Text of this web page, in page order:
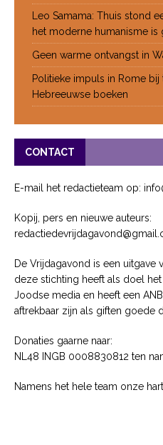
Leo Samama: Thuis stond
het moderne humanisme is
Geen warme ontvangst in
Politieke impuls in Rome
Hebreeuwse boeken
CONTACT
E-mail het redactieteam op:
Kopij, pers en nieuwe auteurs:
De Vrijdagavond is een uitgave
deze stichting heeft als doel
Joodse media en heeft een
aftrekbaar zijn als giften goede
Donaties gaarne naar:
NL48 INGB 0008830812 ten
Namens het hele team onze